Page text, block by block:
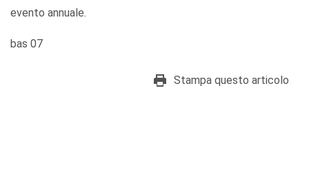
evento annuale.
bas 07
Stampa questo articolo